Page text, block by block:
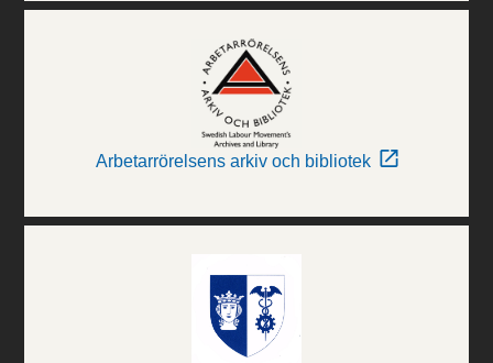
Arbetarrörelsens arkiv och bibliotek